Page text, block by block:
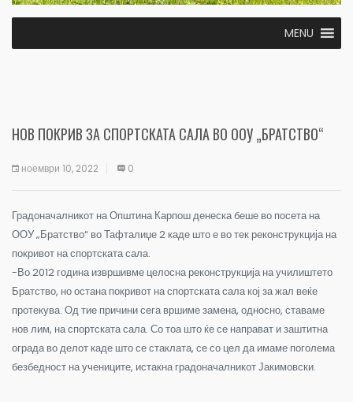
MENU
НОВ ПОКРИВ ЗА СПОРТСКАТА САЛА ВО ООУ „БРАТСТВО“
ноември 10, 2022 0
Градоначалникот на Општина Карпош денеска беше во посета на
ООУ „Братство“ во Тафталиџе 2 каде што е во тек реконструкција на
покривот на спортската сала.
-Во 2012 година извршивме целосна реконструкција на училиштето
Братство, но остана покривот на спортската сала кој за жал веќе
протекува. Од тие причини сега вршиме замена, односно, ставаме
нов лим, на спортската сала. Со тоа што ќе се направат и заштитна
ограда во делот каде што се стаклата, се со цел да имаме поголема
безбедност на учениците, истакна градоначалникот Јакимовски.